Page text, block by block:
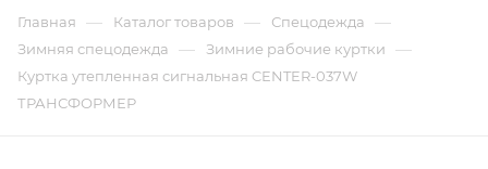
Главная — Каталог товаров — Спецодежда —
Зимняя спецодежда — Зимние рабочие куртки —
Куртка утепленная сигнальная CENTER-037W
ТРАНСФОРМЕР